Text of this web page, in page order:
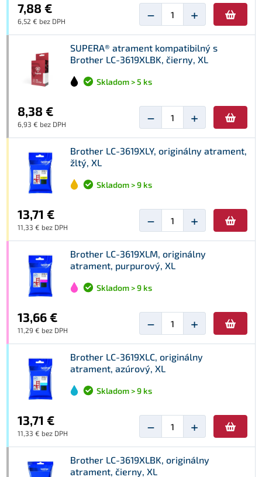
7,88 €
6,52 € bez DPH − +
SUPERA® atrament kompatibilný s
Brother LC-3619XLBK, čierny, XL
Skladom > 5 ks
8,38 €
6,93 € bez DPH − +
Brother LC-3619XLY, originálny atrament,
žltý, XL
Skladom > 9 ks
13,71 €
11,33 € bez DPH − +
Brother LC-3619XLM, originálny
atrament, purpurový, XL
Skladom > 9 ks
13,66 €
11,29 € bez DPH − +
Brother LC-3619XLC, originálny
atrament, azúrový, XL
Skladom > 9 ks
13,71 €
11,33 € bez DPH − +
Brother LC-3619XLBK, originálny
atrament, čierny, XL